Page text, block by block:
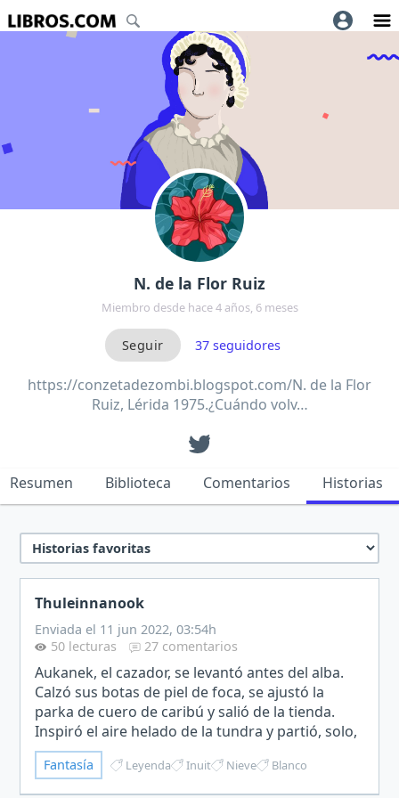
N. de la Flor Ruiz
Miembro desde hace 4 años, 6 meses
37seguidores
https://conzetadezombi.blogspot.com/N. de la Flor
Ruiz, Lérida 1975.¿Cuándo volv…
Resumen Biblioteca Comentarios Historias
Thuleinnanook
Enviada el 11 jun 2022, 03:54h
50 lecturas
27 comentarios
Aukanek, el cazador, se levantó antes del alba.
Calzó sus botas de piel de foca, se ajustó la
parka de cuero de caribú y salió de la tienda.
Inspiró el aire helado de la tundra y partió, solo,
hacia el este. No muy lejos, encontró el rastro
e…
Fantasía Leyenda Inuit Nieve Blanco